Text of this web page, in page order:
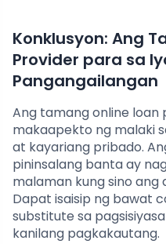
Konklusyon: Ang
Provider para sa
Pangangailangan
Ang tamang online loan
makaapekto ng malaki
at kayariang pribado.
pininsalang banta ay
malaman kung sino
Dapat isaisip ng bawat
substitute sa
kanilang pagkakautang.